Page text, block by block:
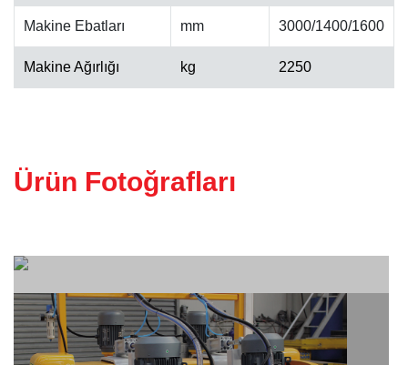
KALIBRE MAKINESI
Makine Ebatları mm 3000/1400/1600
Makine Ağırlığı kg 2250
Ürün Fotoğrafları